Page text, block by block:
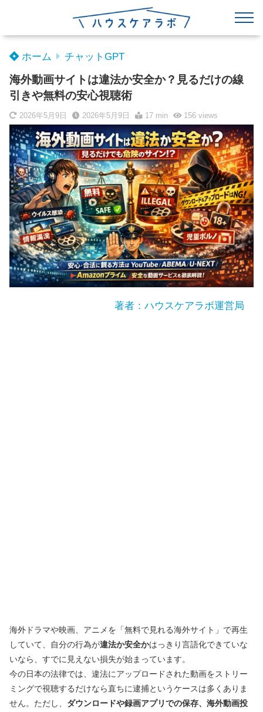
ホーム チャットGPT
海外動画サイトは違法か安全か？見るだけの線
引きや無料の安心視聴術
2026年5月9日 2026年5月9日 17 min 156views
著者：ハウスケアラボ運営局
海外ドラマや映画、アニメを「無料で見れる海外サイト」で再生
していて、自分の行為が違法か安全かはっきり言語化できていな
いなら、すでに見えない損失が始まっています。
今の日本の法律では、違法にアップロードされた動画をストリー
ミングで視聴するだけなら直ちに逮捕というケースは多くありま
せん。ただし、 ダウンロードや録画アプリでの保存、海外動画投